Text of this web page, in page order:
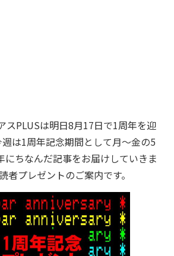
PLUSは明日8月17日で1周年を迎
は1周年記念期間として月～金の5
にちなんだ記事をお届けしていきま
者プレゼントのご案内です。